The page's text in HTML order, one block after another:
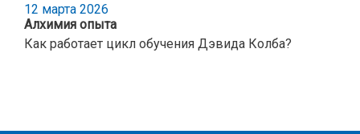
12 марта 2026
Алхимия опыта
Как работает цикл обучения Дэвида Колба?